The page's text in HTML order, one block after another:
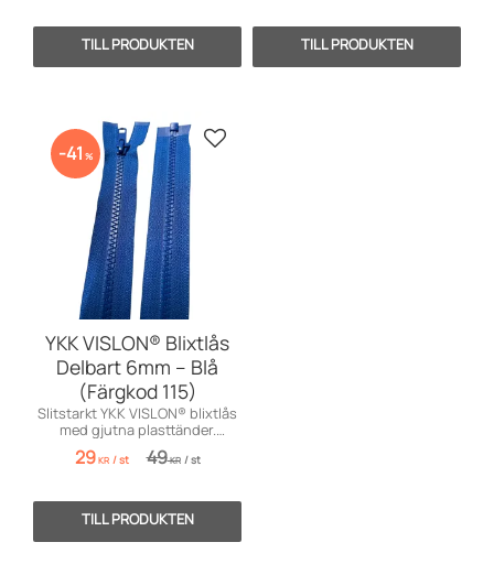
YKK VISLON® Blixtlås
Delbart 6mm – Blå
(Färgkod 115)
Slitstarkt YKK VISLON® blixtlås
med gjutna plasttänder.
Väderbeständigt och perfekt
för jackor!
29KR /st 49KR /st
41 % Lägg till i favoriter